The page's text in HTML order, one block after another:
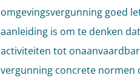
omgevingsvergunning goed
aanleiding is om te denken
activiteiten tot
vergunning concrete normen